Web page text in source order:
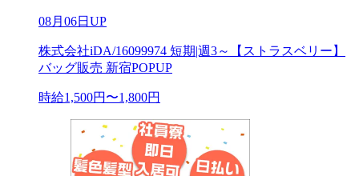
08月06日UP
株式会社iDA/16099974 短期|週3～【ストラスベリー】
バッグ販売 新宿POPUP
時給1,500円〜1,800円